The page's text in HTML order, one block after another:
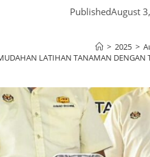
PublishedAugust
> 2025 >
LATIHAN TANAMAN